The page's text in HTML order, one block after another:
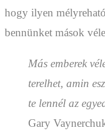
hogy ilyen
bennünket mások
Más emberek
terelhet, amin
te lennél az
Gary